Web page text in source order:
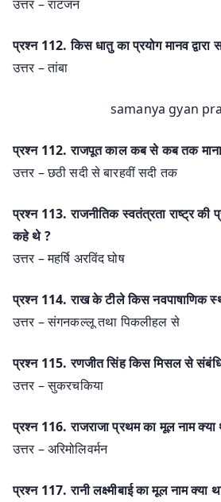
उत्तर – रांटजन
प्रश्‍न 112. किस धातु का प्रयोग मानव
उत्तर – तांबा
samanya gyan
प्रश्‍न 112. राजपूत काल कब से कब तक माना
उत्तर – छठी सदी से बारहवीं सदी तक
प्रश्‍न 113. राजनीतिक स्वतंत्रता राष्ट्र की
कहे थे ?
उत्तर – महर्षि अरविंद घोष
प्रश्‍न 114. राख के टीले किस नवपाषाणिक
उत्तर – संगनकल्लू तथा पिकलीहल से
प्रश्‍न 115. रणजीत सिंह किस मिसल से
उत्तर – सुकरचकिया
प्रश्‍न 116. राजराजा प्रथम का मूल नाम क्या
उत्तर – अरिमोलिवर्मन
प्रश्‍न 117. रानी लक्ष्मीबाई का मूल नाम क्या